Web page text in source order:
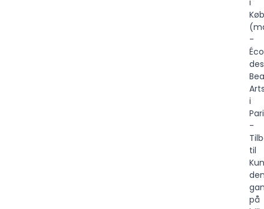
-
des
i
-
til
på